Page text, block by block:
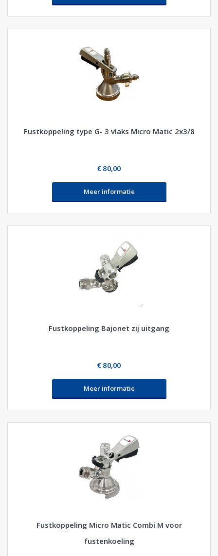
Fustkoppeling type G- 3 vlaks Micro Matic 2x3/8
€ 80,00
Meer informatie
Fustkoppeling Bajonet zij uitgang
€ 80,00
Meer informatie
Fustkoppeling Micro Matic Combi M voor
fustenkoeling